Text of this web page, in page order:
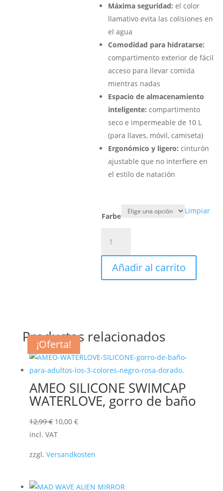
Máxima seguridad: el color
llamativo evita las colisiones en
el agua
Comodidad para hidratarse:
compartimento exterior de fácil
acceso para llevar comida
mientras nadas
Espacio de almacenamiento
inteligente: compartimento
seco e impermeable de 10 L
(para llaves, móvil, camiseta)
Ergonómico y ligero: cinturón
ajustable que no interfiere en
el estilo de natación
Farbe
Limpiar
HYDRASTATION,
boya
natación,
flotante
Añadir al carrito
Productos relacionados
¡Oferta!
AMEO SILICONE SWIMCAP
WATERLOVE, gorro de baño
12,99€ El
precio
era:
10,00 €El
es:
incl. VAT
zzgl. Versandkosten
¡Oferta!
¡Oferta!